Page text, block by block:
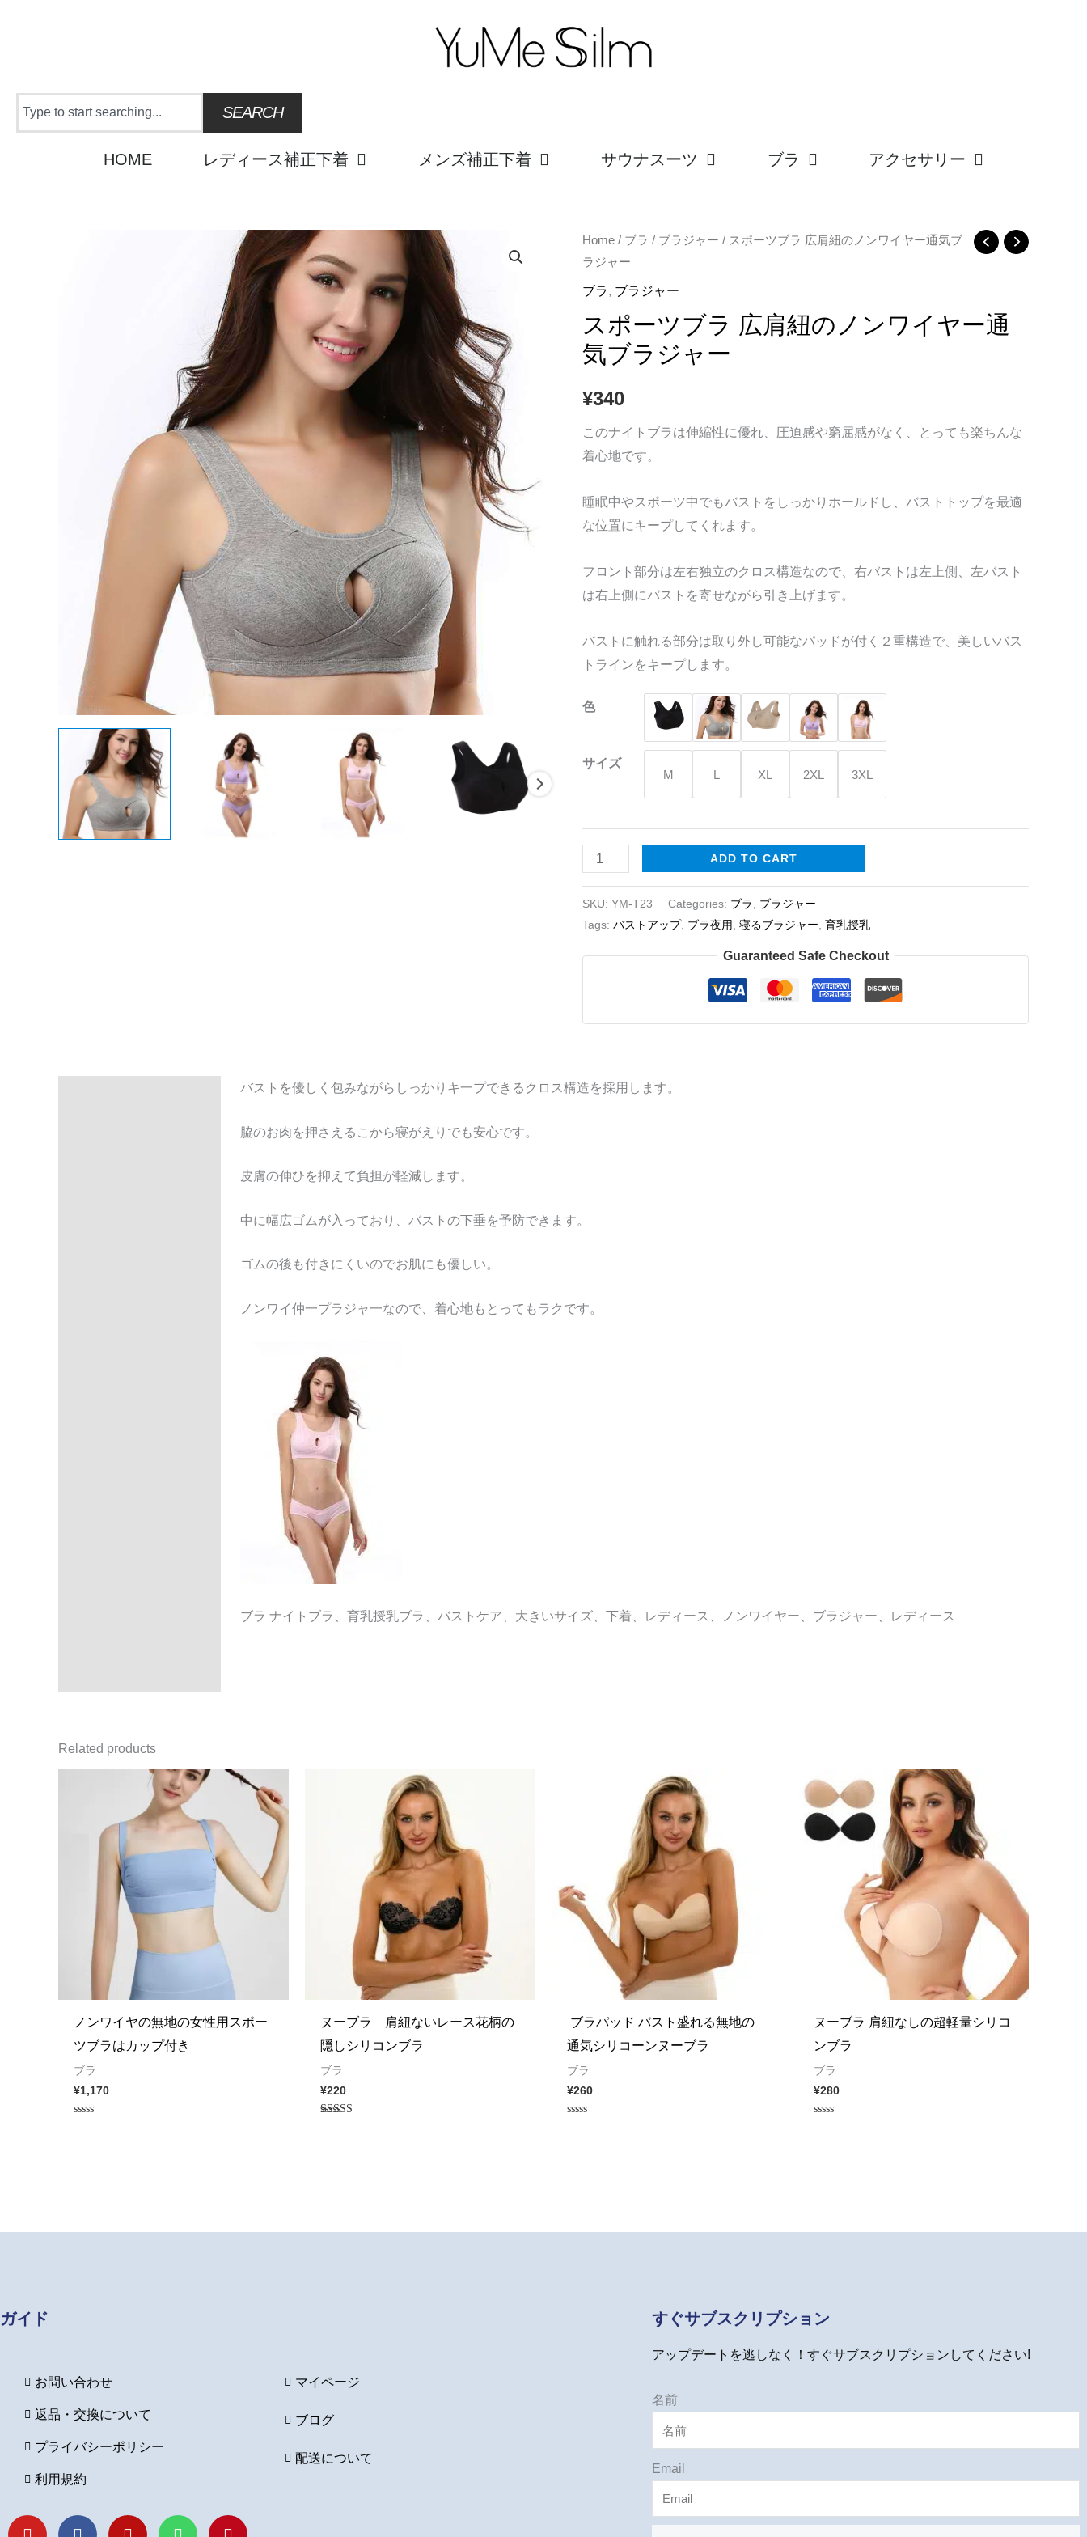
Search SEARCH
HOME レディース補正下着 メンズ補正下着 サウナスーツ ブラ アクセサリー
Home / ブラ / ブラジャー / スポーツブラ 広肩紐のノンワイヤー通気ブ
ラジャー
ブラ, ブラジャー
スポーツブラ 広肩紐のノンワイヤー通
気ブラジャー
¥340
このナイトブラは伸縮性に優れ、圧迫感や窮屈感がなく、とっても楽ちんな
着心地です。
睡眠中やスポーツ中でもバストをしっかりホールドし、バストトップを最適
な位置にキープしてくれます。
フロント部分は左右独立のクロス構造なので、右バストは左上側、左バスト
は右上側にバストを寄せながら引き上げます。
バストに触れる部分は取り外し可能なパッドが付く２重構造で、美しいバス
トラインをキープします。
色
サイズ
M L XL 2XL 3XL
ス
ポ
ー
ブ
ラ
肩
紐
の
ン
ワ
ヤ
ー
気
ブ
ジ
ー
ADD TO CART
SKU: YM-T23 Categories: ブラ
ブラジャー
Tags: バストアップ, ブラ夜用 寝るブラジャー 育乳授乳
Guaranteed Safe Checkout
バストを優しく包みながらしっかりキ一プできるクロス構造を採用します。
脇のお肉を押さえるこから寝がえりでも安心です。
皮膚の伸ひを抑えて負担が軽減します。
中に幅広ゴムが入っており、バストの下垂を予防できます。
ゴムの後も付きにくいのでお肌にも優しい。
ノンワイ仲一プラジャ一なので、着心地もとってもラクです。
ブラ ナイトブラ、育乳授乳ブラ、バストケア、大きいサイズ、下着、レディース、ノンワイヤー、ブラジャー、レディース
Related products
ノンワイヤの無地の女性用スポー
ツブラはカップ付き
ブラ
¥1,170
ヌーブラ 肩紐ないレース花柄の
隠しシリコンブラ
ブラ
¥220
ブラパッド バスト盛れる無地の
通気シリコーンヌーブラ
ブラ
¥260
ヌーブラ 肩紐なしの超軽量シリコ
ンブラ
ブラ
¥280
ガイド
お問い合わせ
返品・交換について
プライバシーポリシー
利用規約
マイページ
ブログ
配送について
Y
F
L
P
すぐサブスクリプション
アップデートを逃しなく！すぐサブスクリプションしてください!
名前
Email